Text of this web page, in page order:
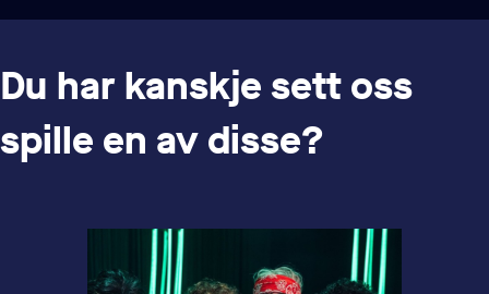
Du har kanskje sett oss
spille en av disse?